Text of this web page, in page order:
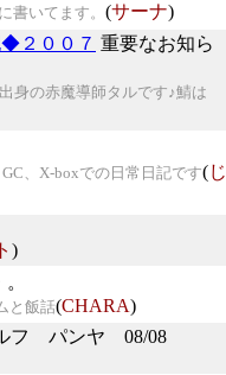
書いてます。 (サーナ)
２００７ 重要なお知ら
身の赤魔導師タルです♪鯖は
、X-boxでの日常日記です(じ
)
と飯話(CHARA)
フ パンヤ 08/08